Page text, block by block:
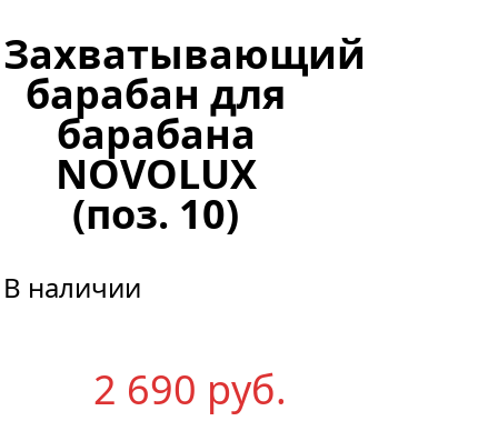
Захватывающий
барабан для
барабана
NOVOLUX
(поз. 10)
В наличии
2 690 руб.
высота